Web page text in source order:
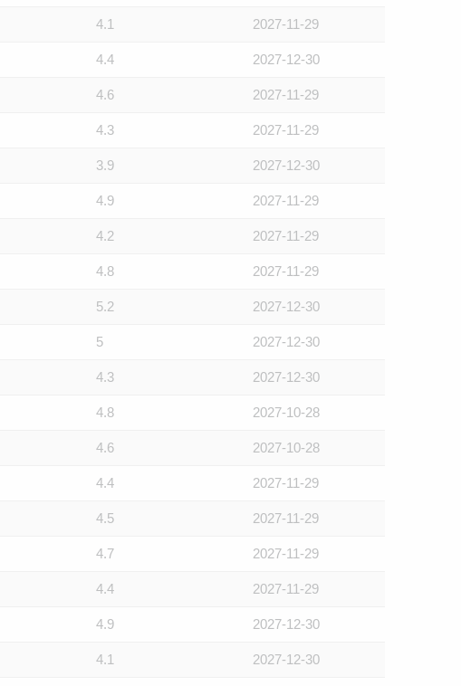
4.1 2027-11-29
4.4 2027-12-30
4.6 2027-11-29
4.3 2027-11-29
3.9 2027-12-30
4.9 2027-11-29
4.2 2027-11-29
4.8 2027-11-29
5.2 2027-12-30
5 2027-12-30
4.3 2027-12-30
4.8 2027-10-28
4.6 2027-10-28
4.4 2027-11-29
4.5 2027-11-29
4.7 2027-11-29
4.4 2027-11-29
4.9 2027-12-30
4.1 2027-12-30